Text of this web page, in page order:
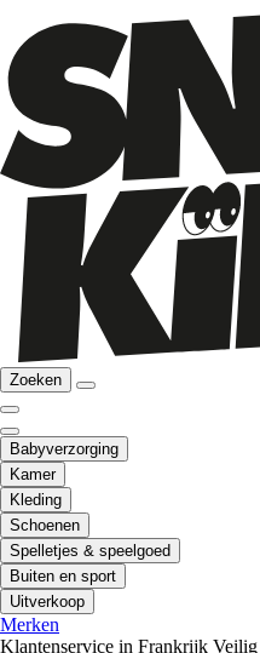
Zoeken
Babyverzorging
Kamer
Kleding
Schoenen
Spelletjes & speelgoed
Buiten en sport
Uitverkoop
Merken
Klantenservice in Frankrijk Veilig